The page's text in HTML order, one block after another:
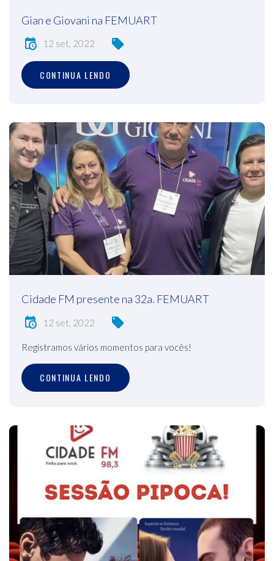
Gian e Giovani na FEMUART
12 set, 2022
CONTINUA LENDO
Cidade FM presente na 32a. FEMUART
12 set, 2022
Registramos vários momentos para vocês!
CONTINUA LENDO